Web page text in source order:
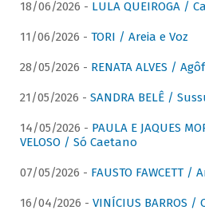
18/06/2026 - LULA QUEIROGA /
11/06/2026 - TORI / Areia e Voz
28/05/2026 - RENATA ALVES /
21/05/2026 - SANDRA BELÊ /
14/05/2026 - PAULA E JAQUES
VELOSO / Só Caetano
07/05/2026 - FAUSTO FAWCETT /
16/04/2026 - VINÍCIUS BARROS /